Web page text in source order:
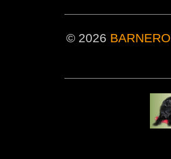
© 2026 BARNERO